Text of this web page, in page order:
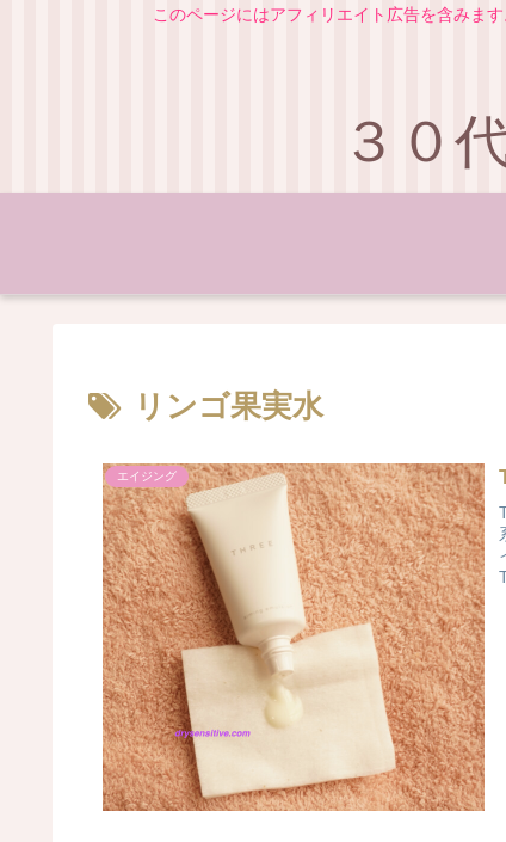
このページにはアフィリエイト広告を含みま
３０
リンゴ果実水
エイジング